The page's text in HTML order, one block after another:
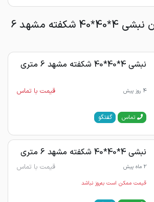
لیست فروشندگان نبشی 4*40*40 شکفته مشهد 6
نبشی 4*40*40 شکفته مشهد 6 متری
4 روز پیش قیمت با تماس
تماس گفتگو
نبشی 4*40*40 شکفته مشهد 6 متری
2 ماه پیش قیمت با تماس
قیمت ممکن است به‌روز نباشد